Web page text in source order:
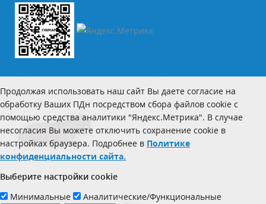
Продолжая использовать наш сайт Вы даете согласие на
обработку Ваших ПДн посредством сбора файлов cookie с
помощью средства аналитики "Яндекс.Метрика". В случае
несогласия Вы можете отключить сохранение cookie в
настройках браузера. Подробнее в Политике
конфиденциальности сайта.
Выберите настройки cookie
Минимальные
Аналитические/Функциональные